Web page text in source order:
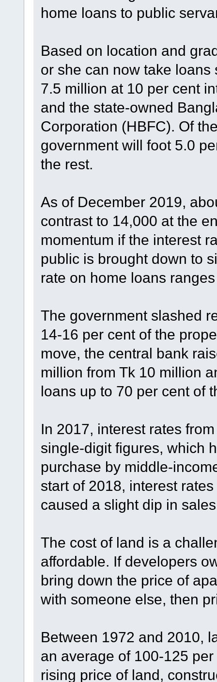
home loans to public
Based on location and
or she can now take loans
7.5 million at 10 per cent
and the state-owned
Corporation (HBFC). Of
government will foot 5.0
the rest.
As of December 2019,
contrast to 14,000 at the
momentum if the interest
public is brought down to
rate on home loans
The government slashed
14-16 per cent of the
move, the central bank
million from Tk 10 million
loans up to 70 per cent of
In 2017, interest rates
single-digit figures, which
purchase by middle-
start of 2018, interest
caused a slight dip in
The cost of land is a
affordable. If developers
bring down the price of
with someone else, then
Between 1972 and 2010,
an average of 100-125
rising price of land,